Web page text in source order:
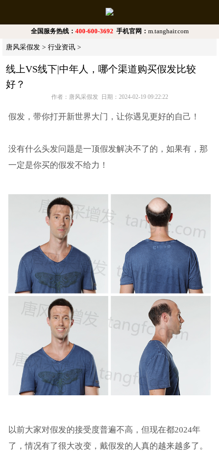
全国服务热线： 400-600-3692 手机官网： m.tanghair.com
唐风采假发 > 行业资讯 >
线上VS线下|中年人，哪个渠道购买假发比较
好？
作者：唐风采假发 日期：2024-02-19 09:22:22
假发，带你打开新世界大门，让你遇见更好的自己！
没有什么头发问题是一顶假发解决不了的，如果有，那
一定是你买的假发不给力！
以前大家对假发的接受度普遍不高，但现在都2024年
了，情况有了很大改变，戴假发的人真的越来越多了。